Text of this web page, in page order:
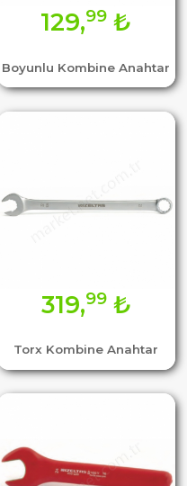
Boyunlu Kombine Anahtar
129,99 ₺
Torx Kombine Anahtar
319,99₺